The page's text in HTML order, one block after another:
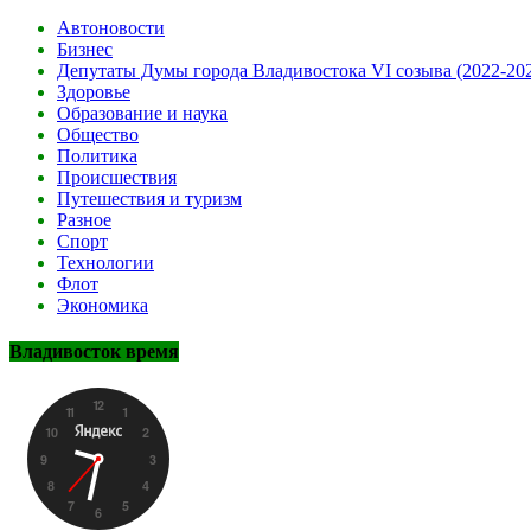
Автоновости
Бизнес
Депутаты Думы города Владивостока VI созыва (2022-
Здоровье
Образование и наука
Общество
Политика
Происшествия
Путешествия и туризм
Разное
Спорт
Технологии
Флот
Экономика
Владивосток время